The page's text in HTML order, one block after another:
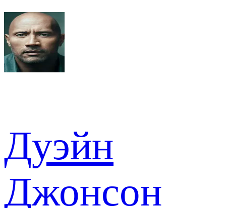
Дуэйн
Джонсон